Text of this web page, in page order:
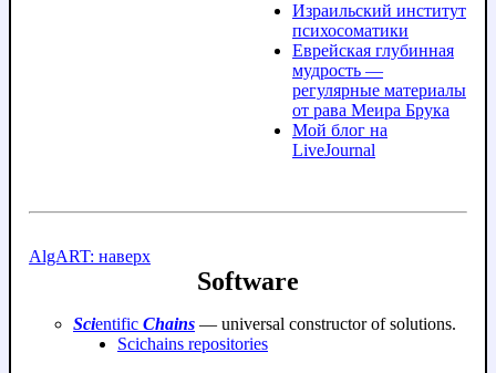
Израильский институт
психосоматики
Еврейская глубинная
мудрость —
регулярные материалы
от рава Меира Брука
Мой блог на
LiveJournal
AlgART: наверх
Software
Scientific Chains — universal constructor of solutions.
Scichains repositories